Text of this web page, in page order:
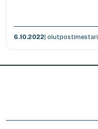
6.10.2022| olutpostimestari